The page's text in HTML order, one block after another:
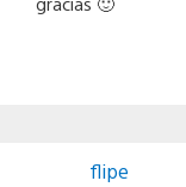
flipe